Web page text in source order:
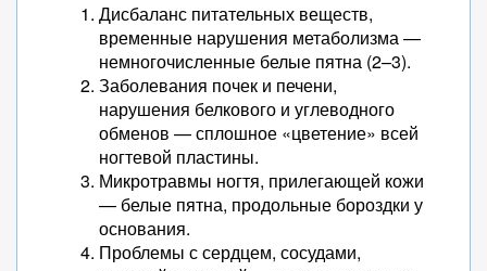
Дисбаланс питательных веществ,
временные нарушения метаболизма —
немногочисленные белые пятна (2–3).
Заболевания почек и печени,
нарушения белкового и углеводного
обменов — сплошное «цветение» всей
ногтевой пластины.
Микротравмы ногтя, прилегающей кожи
— белые пятна, продольные бороздки у
основания.
Проблемы с сердцем, сосудами,